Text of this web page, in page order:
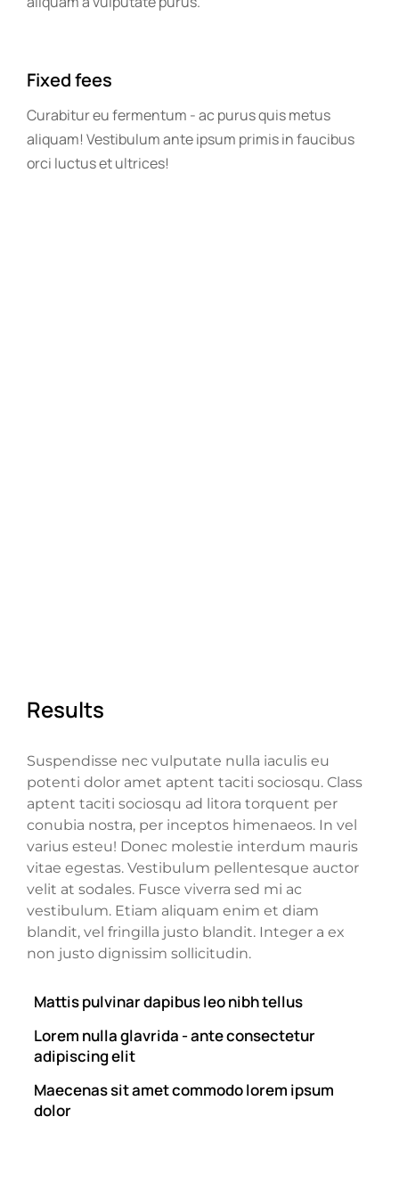
Fixed fees
Curabitur eu fermentum - ac purus quis metus
aliquam! Vestibulum ante ipsum primis in faucibus
orci luctus et ultrices!
Results
Suspendisse nec vulputate nulla iaculis eu
potenti dolor amet aptent taciti sociosqu. Class
aptent taciti sociosqu ad litora torquent per
conubia nostra, per inceptos himenaeos. In vel
varius esteu! Donec molestie interdum mauris
vitae egestas. Vestibulum pellentesque auctor
velit at sodales. Fusce viverra sed mi ac
vestibulum. Etiam aliquam enim et diam
blandit, vel fringilla justo blandit. Integer a ex
non justo dignissim sollicitudin.
Mattis pulvinar dapibus leo nibh tellus
Lorem nulla glavrida - ante consectetur
adipiscing elit
Maecenas sit amet commodo lorem ipsum
dolor